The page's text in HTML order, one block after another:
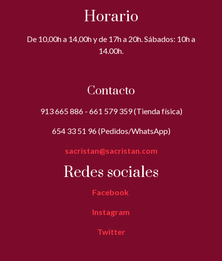
Horario
De 10,00h a 14,00h y de 17h a 20h. Sábados: 10h a
14.00h.
Contacto
913 665 886 - 661 579 359 (Tienda física)
654 33 51 96 (Pedidos/WhatsApp)
sacristan@sacristan.com
Redes sociales
Facebook
Instagram
Twitter